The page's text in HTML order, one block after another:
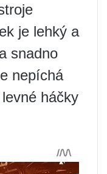
je lehký a
snadno
nepíchá
háčky